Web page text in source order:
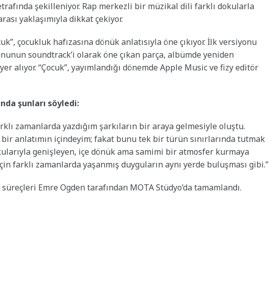
şekilleniyor. Rap merkezli bir müzikal dili farklı dokularla
yaklaşımıyla dikkat çekiyor.
çocukluk hafızasına dönük anlatısıyla öne çıkıyor. İlk versiyonu
soundtrack’i olarak öne çıkan parça, albümde yeniden
alıyor. “Çocuk”, yayımlandığı dönemde Apple Music ve fizy editör
şunları söyledi:
zamanlarda yazdığım şarkıların bir araya gelmesiyle oluştu.
anlatımın içindeyim; fakat bunu tek bir türün sınırlarında tutmak
genişleyen, içe dönük ama samimi bir atmosfer kurmaya
farklı zamanlarda yaşanmış duyguların aynı yerde buluşması gibi.”
Emre Ogden tarafından MOTA Stüdyo’da tamamlandı.